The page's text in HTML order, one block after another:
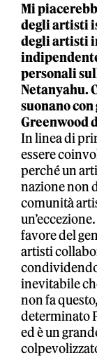
Mi
degli artisti
degli artisti
personali
Netanyahu.
suonano
Greenwood
In linea di
essere
perché un
nazione non
comunità
favore del
artisti
inevitabile
non fa
determinato
ed è un